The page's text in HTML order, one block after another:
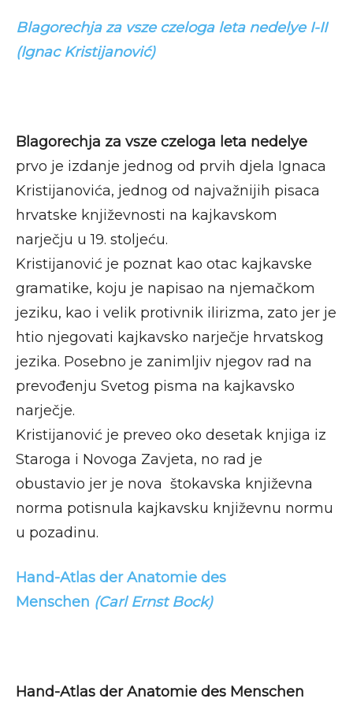
Blagorechja za vsze czeloga leta nedelye I-II
(Ignac Kristijanović)
Blagorechja za vsze czeloga leta nedelye
prvo je izdanje jednog od prvih djela Ignaca
Kristijanovića, jednog od najvažnijih pisaca
hrvatske književnosti na kajkavskom
narječju u 19. stoljeću.
Kristijanović je poznat kao otac kajkavske
gramatike, koju je napisao na njemačkom
jeziku, kao i velik protivnik ilirizma, zato jer je
htio njegovati kajkavsko narječje hrvatskog
jezika. Posebno je zanimljiv njegov rad na
prevođenju Svetog pisma na kajkavsko
narječje.
Kristijanović je preveo oko desetak knjiga iz
Staroga i Novoga Zavjeta, no rad je
obustavio jer je nova štokavska književna
norma potisnula kajkavsku književnu normu
u pozadinu.
Hand-Atlas der Anatomie des
Menschen (Carl Ernst Bock)
Hand-Atlas der Anatomie des Menschen